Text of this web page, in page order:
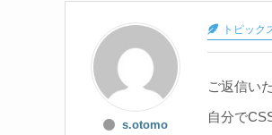
s.otomo
トピック
ご返信い
自分で